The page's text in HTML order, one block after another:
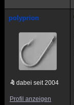
polyprion
dabei seit 2004
Profil anzeigen